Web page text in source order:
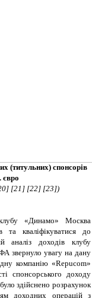
(титульних) спонсорів
євро
[21] [22] [23])
«Динамо» Москва
та кваліфікуватися до
аналіз доходів клубу
звернуло увагу на дану
компанію «Repucom»
спонсорського доходу
здійснено розрахунок
доходних операцій з